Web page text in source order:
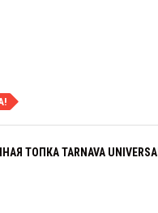
ТОПКА TARNAVA